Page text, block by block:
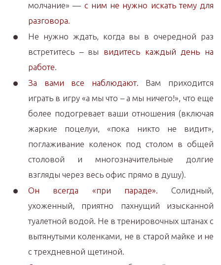
молчание» — с ним не нужно искать тему для
разговора.
Не нужно ждать, когда вы в очередной раз
встретитесь – вы видитесь каждый день на
работе.
За вами все наблюдают. Вам приходится
играть в игру «а мы что – а мы ничего!», что еще
более подогревает ваши отношения (включая
жаркие поцелуи, «пока никто не видит»,
поглаживание коленок под столом в общей
столовой и многозначительные долгие
взгляды через весь офис прямо в душу).
Он всегда «при параде». Солидный,
ухоженный, приятно пахнущий изысканной
туалетной водой. Не в тренировочных штанах с
вытянутыми коленками, не в старой майке и не
с трехдневной щетиной.